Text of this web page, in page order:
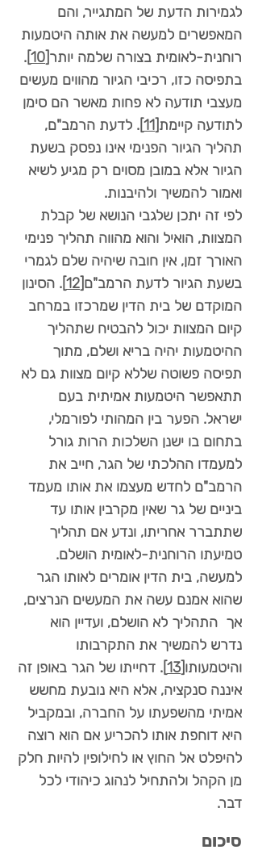
לגמירות הדעת של המתגייר, והם
המאפשרים למעשה את אותה היטמעות
רוחנית-לאומית בצורה שלמה יותר
.
בתפיסה כזו, רכיבי הגיור מהווים מעשים
מעצבי תודעה לא פחות מאשר הם סימן
לתודעה קיימת
. לדעת הרמב"ם,
תהליך הגיור הפנימי אינו נפסק בשעת
הגיור אלא במובן מסוים רק מגיע לשיא
ואמור להמשיך ולהיבנות.
לפי זה יתכן שלגבי הנושא של קבלת
המצוות, הואיל והוא מהווה תהליך פנימי
האורך זמן, אין חובה שיהיה שלם לגמרי
בשעת הגיור לדעת הרמב"ם
. הסינון
המוקדם של בית הדין שמרכזו במרחב
קיום המצוות יכול להבטיח שתהליך
ההיטמעות יהיה בריא ושלם, מתוך
תפיסה פשוטה שללא קיום מצוות גם לא
תתאפשר היטמעות אמיתית בעם
ישראל. הפער בין המהותי לפורמלי,
בתחום בו ישנן השלכות הרות גורל
למעמדו ההלכתי של הגר, חייב את
הרמב"ם לחדש מעצמו את אותו מעמד
ביניים של גר שאין מקרבין אותו עד
שתתברר אחריתו, ונדע אם תהליך
טמיעתו הרוחנית-לאומית הושלם.
למעשה, בית הדין אומרים לאותו הגר
שהוא אמנם עשה את המעשים הנרצים,
אך התהליך לא הושלם, ועדיין הוא
נדרש להמשיך את התקרבותו
והיטמעותו [13]
. דחייתו של הגר באופן זה
איננה סנקציה, אלא היא נובעת מחשש
אמיתי מהשפעתו על החברה, ובמקביל
היא דוחפת אותו להכריע אם הוא רוצה
להיפלט אל החוץ או לחילופין להיות חלק
מן הקהל ולהתחיל לנהוג כיהודי לכל
דבר.
סיכום